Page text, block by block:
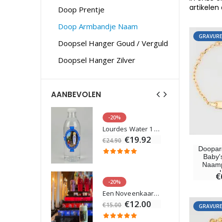
artikelen
Doop Prentje
Doop Armbandje Naam
Doopsel Hanger Goud / Verguld
Doopsel Hanger Zilver
AANBEVOLEN
-20%
Lourdes Water 1 liter
€24.90 €19.92
-20%
Een Noveenkaars Laten Branden in Lourdes
€15.00 €12.00